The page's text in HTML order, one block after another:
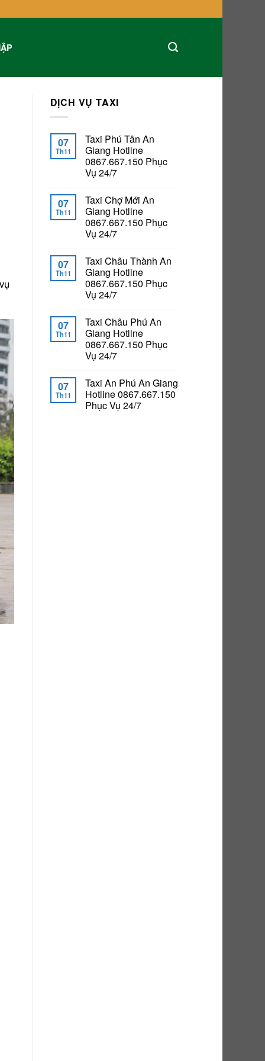
DỊCH VỤ TAXI
07
Th11
Taxi Phú Tân An
Giang Hotline
0867.667.150 Phục
Vụ 24/7
07
Th11
Taxi Chợ Mới An
Giang Hotline
0867.667.150 Phục
Vụ 24/7
07
Th11
Taxi Châu Thành An
Giang Hotline
0867.667.150 Phục
Vụ 24/7
07
Th11
Taxi Châu Phú An
Giang Hotline
0867.667.150 Phục
Vụ 24/7
07
Th11
Taxi An Phú An Giang
Hotline 0867.667.150
Phục Vụ 24/7